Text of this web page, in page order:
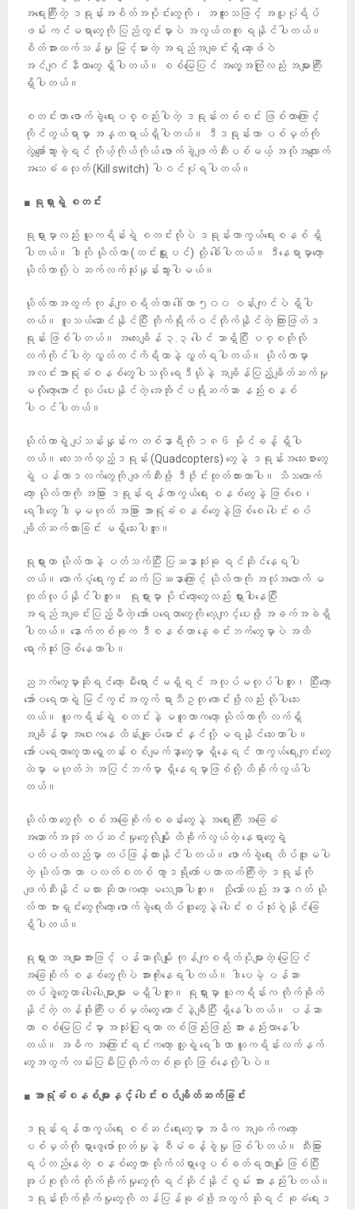
အရေးကြီးတဲ့ ဒရုန်းအစိတ်အပိုင်းတွေကို၊ အထူးသဖြင့် အပူပုံရိပ်
ဖမ်း ကင်မရာတွေကို ပြည်တွင်းမှာပဲ အလွယ်တကူ ရနိုင်ပါတယ်။
စိတ်အားထက်သန်မှု မြင့်မားတဲ့ အရည်အချင်းရှိ ဆော့ဖ်ဝဲ
အင်ဂျင်နီယာတွေ ရှိပါတယ်။ စစ်မြေပြင် အတွေ့အကြုံလည်း အများကြီး
ရှိပါတယ်။
စတင်းဟာ ဖောက်ခွဲရေးပစ္စည်းပါတဲ့ ဒရုန်းတစ်စင်း ဖြစ်တာကြောင့်
ကိုင်တွယ်ရာမှာ အန္တရာယ်ရှိပါတယ်။ ဒီဒရုန်းဟာ ပစ်မှတ်ကို
လွဲချော်သွားခဲ့ရင် ကိုယ့်ကိုယ်ကိုယ် ဖောက်ခွဲဖျက်ဆီးပစ်မယ့် အလိုအလျောက်
အသေခံခလုတ် (Kill switch) ပါဝင်ပုံရပါတယ်။
■ ရုရှားရဲ့ စတင်း
ရုရှားမှာလည်း ယူကရိန်းရဲ့ စတင်းလိုပဲ ဒရုန်းကာကွယ်ရေးစနစ် ရှိ
ပါတယ်။ ဒါကို ယိုလ်ကာ (ထင်းရှူးပင်) လို့ ခေါ်ပါတယ်။ ဒီနေရာမှာတော့
ယိုလ်ကာလို့ပဲ ဆက်လက်သုံးနှုန်းသွားပါမယ်။
ယိုလ်ကာအတွက် ကုန်ကျစရိတ်ဟာ ဒေါ်လာ ၅၀၀ ဝန်းကျင်ပဲ ရှိပါ
တယ်။ လူသယ်ဆောင်နိုင်ပြီး တိုက်ရိုက်ဝင်တိုက်နိုင်တဲ့ ကြားဖြတ်ဒ
ရုန်း ဖြစ်ပါတယ်။ အလေးချိန် ၃.၃ ပေါင် သာရှိပြီး ပစ္စတိုလို
လက်ကိုင်ပါတဲ့ လွှတ်တင်ကိရိယာနဲ့ လွှတ်ရပါတယ်။ ယိုလ်ကာမှာ
အလင်းအာရုံခံစနစ်တွေပါသလို ရေဒီယိုနဲ့ အချိန်ပြည့်ချိတ်ဆက်မှု
မလိုတော့အောင် လုပ်ပေးနိုင်တဲ့ အေအိုင်ပရိုဆက်ဆာ နည်းစနစ်
ပါဝင်ပါတယ်။
ယိုလ်ကာရဲ့ ပျံသန်းနှုန်းက တစ်နာရီကို ၁၈၆ မိုင်ခန့် ရှိပါ
တယ်။ လေးဘက်လှည့်ဒရုန်း (Quadcopters) တွေနဲ့ ဒရုန်းအသေးစားတွေ
ရဲ့ ပန်ကာဒလက်တွေကို ဖျက်ဆီးဖို့ ဒီဇိုင်းထုတ်ထားတာပါ။ သိသလောက်
တော့ ယိုလ်ကာကို အခြား ဒရုန်းရန်ကာကွယ်ရေး စနစ်တွေနဲ့ ဖြစ်စေ၊
ရေဒါတွေ ဒါမှမဟုတ် အခြား အာရုံခံစနစ်တွေနဲ့ဖြစ်စေ ပေါင်းစပ်
ချိတ်ဆက်ထားခြင်း မရှိသေးပါဘူး။
ရုရှားဟာ ယိုလ်ကာနဲ့ ပတ်သက်ပြီး ပြဿနာသုံးခု ရင်ဆိုင်နေရပါ
တယ်။ ထောက်ပံ့ရေးကွင်းဆက် ပြဿနာကြောင့် ယိုလ်ကာကို အလုံအလောက် မ
ထုတ်လုပ်နိုင်ပါဘူး။ ရုရှားမှာ ပိုင်းလော့တွေလည်း ရှားပါးနေပြီး
အရည်အချင်းပြည့်မီတဲ့ အော်ပရေတာတွေကို လေ့ကျင့်ပေးဖို့ အခက်အခဲရှိ
ပါတယ်။ နောက်တစ်ခုက ဒီစနစ်ဟာ နေ့ခင်းဘက်တွေမှာပဲ အထိ
ရောက်ဆုံး ဖြစ်နေတာပါ။
ညဘက်တွေမှာဆိုရင်တော့ မီးရောင်မရှိရင် အလုပ်မလုပ်ပါဘူး၊ ပြီးတော့
အော်ပရေတာရဲ့ မြင်ကွင်းအတွက် ရာသီဥတု ကောင်းဖို့လည်း လိုပါသေး
တယ်။ ယူကရိန်းရဲ့ စတင်းနဲ့ မတူတာကတော့ ယိုလ်ကာကို လက်ရှိ
အချိန်မှာ အဝေးကနေ ထိန်းချုပ်မောင်းနှင်လို့ မရနိုင်သေးတာပါ။
အော်ပရေတာတွေဟာ ရှေ့တန်းစစ်မျက်နှာတွေမှာ ရှိနေရင် ကာကွယ်ရေးကျင်းတွေ
ထဲမှာ မဟုတ်ဘဲ အပြင်ဘက်မှာ ရှိနေရမှာဖြစ်လို့ ထိခိုက်လွယ်ပါ
တယ်။
ယိုလ်ကာ တွေကို စစ်အခြေစိုက်စခန်းတွေနဲ့ အရေးကြီး အခြေခံ
အဆောက်အအုံ တပ်ဆင်မှုတွေလိုမျိုး ထိခိုက်လွယ်တဲ့ နေရာတွေရဲ့
ပတ်ပတ်လည်မှာ တပ်ဖြန့်ထားနိုင်ပါတယ်။ ဖောက်ခွဲရေး ထိပ်ဖူးမပါ
တဲ့ ယိုလ်ကာ ဟာ ပလတ်စတစ် ကွာဒရိုကော်ပတာထက်ကြီးတဲ့ ဒရုန်းကို
ဖျက်ဆီးနိုင်မလား ဆိုတာကတော့ မသေချာပါဘူး။ သို့သော်လည်း အနာဂတ် ယို
လ်ကာ ဗားရှင်းတွေကိုတော့ ဖောက်ခွဲရေးထိပ်ဖူးတွေနဲ့ ပေါင်းစပ်သုံးစွဲနိုင်ခြေ
ရှိပါတယ်။
ရုရှားဟာ အများအားဖြင့် ပန်ဆာလိုမျိုး ကုန်ကျစရိတ်ပိုများတဲ့ မြေပြင်
အခြေစိုက် စနစ်တွေကိုပဲ အားကိုးနေရပါတယ်။ ဒါပေမဲ့ ပန်ဆာ
တပ်ဖွဲ့တွေဟာ ပေါပေါများများ မရှိပါဘူး။ ရုရှားမှာ ယူကရိန်းက တိုက်ခိုက်
နိုင်တဲ့ တန်ဖိုးကြီးပစ်မှတ်တွေ ထောင်နဲ့ချီပြီး ရှိနေပါတယ်။ ပန်ဆာ
ဟာ စစ်မြေပြင်မှာ အသုံးပြုရတာ တစ်ဖြည်းဖြည်း အားနည်းလာနေပါ
တယ်။ အဓိက အကြောင်းရင်းကတော့ သူ့ရဲ့ ရေဒါဟာ ယူကရိန်းလက်နက်
တွေအတွက် လမ်းပြမီးပြတိုက်တစ်ခုလို ဖြစ်နေလို့ပါပဲ။
■ အာရုံခံစနစ်များနှင့် ပေါင်းစပ်ချိတ်ဆက်ခြင်း
ဒရုန်းရန်ကာကွယ်ရေး စစ်ဆင်ရေးတွေမှာ အဓိက အချက်ကတော့
ပစ်မှတ်ကို ရှာဖွေဖော်ထုတ်မှုနဲ့ စီမံခန့်ခွဲမှု ဖြစ်ပါတယ်။ သီးခြား
ရပ်တည်နေတဲ့ စနစ်တွေဟာ လိုက်လံရှာဖွေပစ်ခတ်ရတာမျိုး ဖြစ်ပြီး
အုပ်စုလိုက် တိုက်ခိုက်မှုတွေကို ရင်ဆိုင်နိုင်စွမ်း အားနည်းပါတယ်။
ဒရုန်းတိုက်ခိုက်မှုတွေကို တန်ပြန်ခုခံဖို့အတွက် ဆိုရင် ခုခံရေးဒ